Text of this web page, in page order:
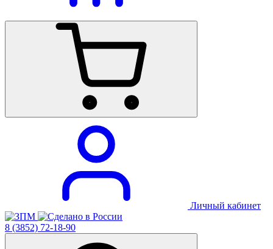
Личный кабинет
8 (3852) 72-18-90